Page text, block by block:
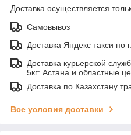
Доставка осуществляется
Самовывоз
Доставка Яндекс такси по
Доставка курьерской
5кг: Астана и областные
Доставка по Казахстану
Все условия доставки